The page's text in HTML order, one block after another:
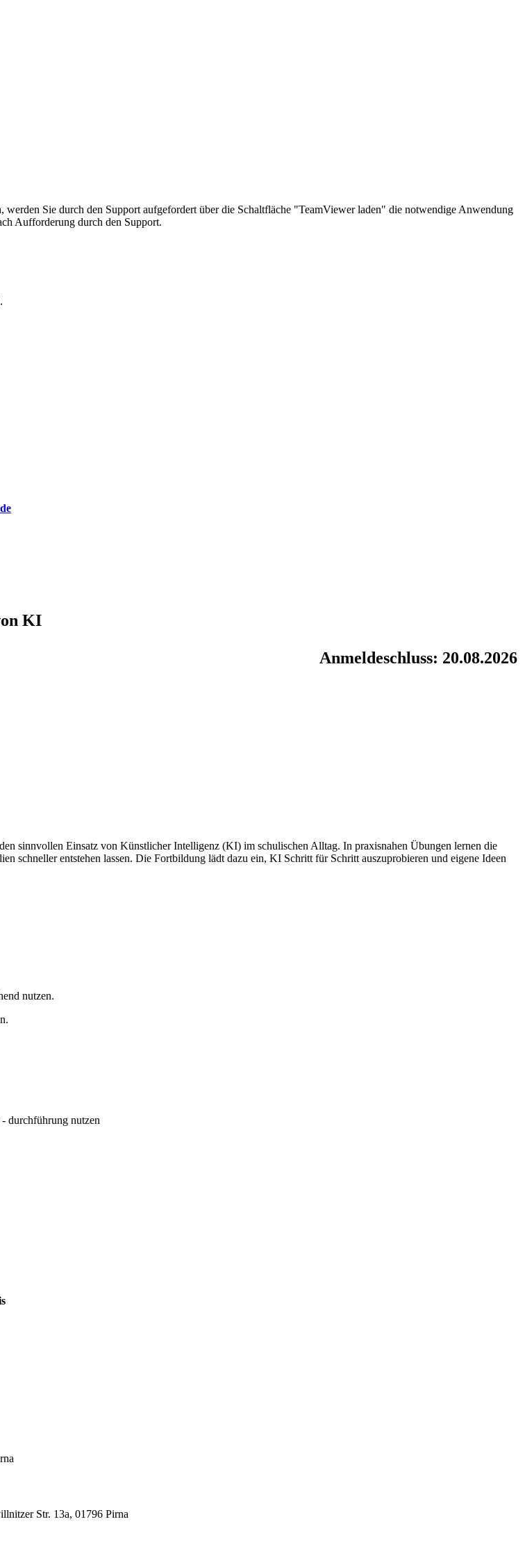
Sie durch den Support aufgefordert über die Schaltfläche "TeamViewer laden" die notwendige Anwendung
Aufforderung durch den Support.
KI
Anmeldeschluss: 20.08.2026
sinnvollen Einsatz von Künstlicher Intelligenz (KI) im schulischen Alltag. In praxisnahen Übungen lernen die
schneller entstehen lassen. Die Fortbildung lädt dazu ein, KI Schritt für Schritt auszuprobieren und eigene Ideen
nutzen.
durchführung nutzen
Str. 13a, 01796 Pirna